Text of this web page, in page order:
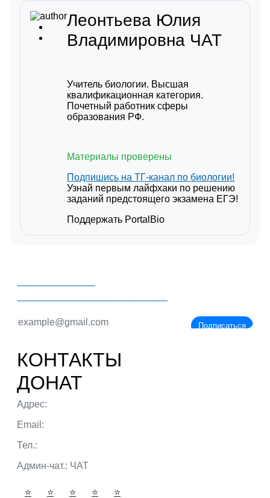
Леонтьева Юлия
Владимировна ЧАТ
Учитель биологии. Высшая
квалификационная категория.
Почетный работник сферы
образования РФ.
Материалы проверены
Подпишись на ТГ-канал по биологии!
Узнай первым лайфхаки по решению
заданий предстоящего экзамена ЕГЭ!
Поддержать PortalBio
Подписаться
КОНТАКТЫ
ДОНАТ
Адрес:
Email:
Тел.:
Админ-чат.: ЧАТ
⭐ ⭐ ⭐ ⭐ ⭐